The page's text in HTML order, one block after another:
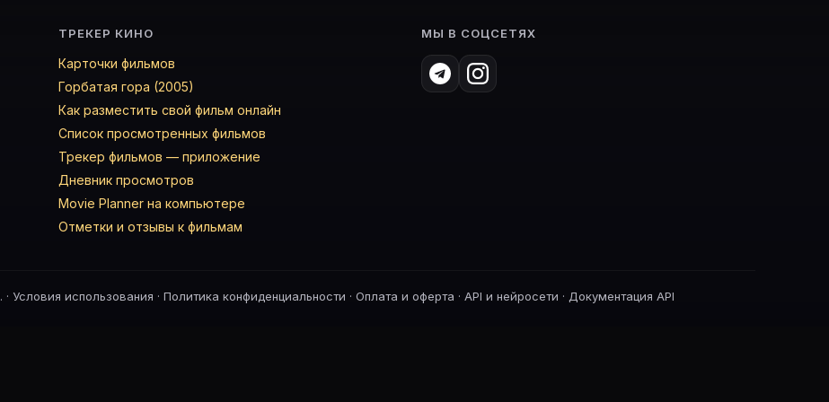
ТРЕКЕР КИНО
Карточки фильмов
Горбатая гора (2005)
Как разместить свой фильм онлайн
Список просмотренных фильмов
Трекер фильмов — приложение
Дневник просмотров
Movie Planner на компьютере
Отметки и отзывы к фильмам
МЫ В СОЦСЕТЯХ
Условия использования · Политика конфиденциальности · Оплата и оферта · API и нейросети · Документация API